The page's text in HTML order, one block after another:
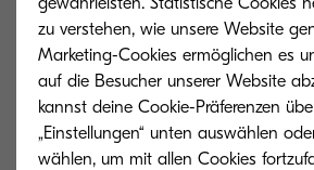
Großunternehmen
Home-Office
zu verstehen, wie unsere Website
Marketing-Cookies ermöglichen es
auf die Besucher unserer Website
kannst deine Cookie-Präferenzen
„Einstellungen“ unten auswählen
wählen, um mit allen Cookies